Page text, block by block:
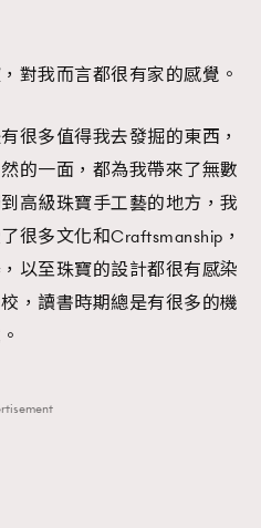
對我而言都很有家的感覺。
很多值得我去發掘的東西，
的一面，都為我帶來了無數
高級珠寶手工藝的地方，我
很多文化和Craftsmanship，
以至珠寶的設計都很有感染
，讀書時期總是有很多的機